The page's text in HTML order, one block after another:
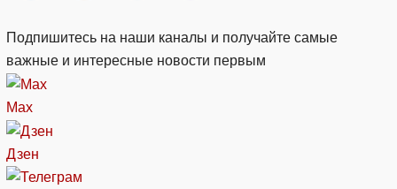
Подпишитесь на наши каналы и получайте самые
важные и интересные новости первым
Max
Дзен